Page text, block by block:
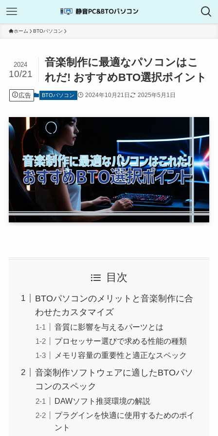
ホーム BTOパソコン
音楽制作に最適なパソコンはこ
れだ! おすすめBTO選択ポイント
2024
10/21
広告 BTOパソコン 2024年10月21日 2025年5月1日
目次
BTOパソコンのメリットと音楽制作に合
わせたカスタマイズ
音質に影響を与えるパーツとは
プロセッサー選びで求める性能の種類
メモリ容量の重要性と適正なスペック
音楽制作ソフトウェアに適したBTOパソ
コンのスペック
DAWソフト推奨環境の解説
プラグインを快適に使用するためのポイ
ント